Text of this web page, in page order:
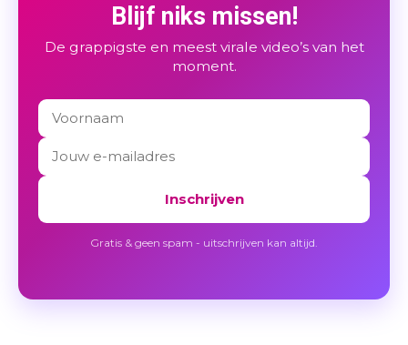
Blijf niks missen!
De grappigste en meest virale video’s van het
moment.
Inschrijven
Gratis & geen spam - uitschrijven kan altijd.